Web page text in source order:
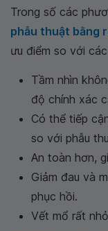
Trong số các
phẫu thuật bằng
ưu điểm so với
Tầm nhìn
độ chính xác
Có thể tiếp
so với phẫu
An toàn hơn,
Giảm đau và
phục hồi.
Vết mổ rất